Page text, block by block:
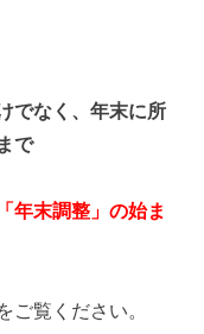
でなく、年末に所
で
「年末調整」の始ま
ご覧ください。